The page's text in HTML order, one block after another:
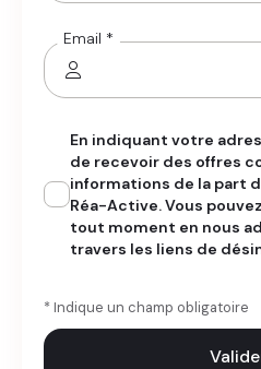
Email *
En indiquant votre
de recevoir des offres
informations de la part
Réa-Active. Vous
tout moment en nous
travers les liens de
* Indique un champ obligatoire